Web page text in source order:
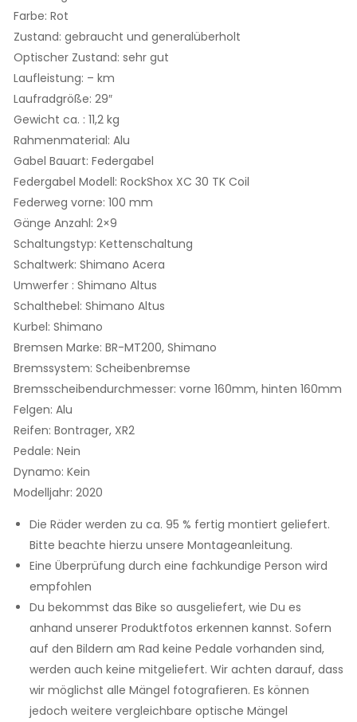
Farbe: Rot
Zustand: gebraucht und generalüberholt
Optischer Zustand: sehr gut
Laufleistung: – km
Laufradgröße: 29″
Gewicht ca. : 11,2 kg
Rahmenmaterial: Alu
Gabel Bauart: Federgabel
Federgabel Modell: RockShox XC 30 TK Coil
Federweg vorne: 100 mm
Gänge Anzahl: 2×9
Schaltungstyp: Kettenschaltung
Schaltwerk: Shimano Acera
Umwerfer : Shimano Altus
Schalthebel: Shimano Altus
Kurbel: Shimano
Bremsen Marke: BR-MT200, Shimano
Bremssystem: Scheibenbremse
Bremsscheibendurchmesser: vorne 160mm, hinten 160mm
Felgen: Alu
Reifen: Bontrager, XR2
Pedale: Nein
Dynamo: Kein
Modelljahr: 2020
Die Räder werden zu ca. 95 % fertig montiert geliefert.
Bitte beachte hierzu unsere Montageanleitung.
Eine Überprüfung durch eine fachkundige Person wird
empfohlen
Du bekommst das Bike so ausgeliefert, wie Du es
anhand unserer Produktfotos erkennen kannst. Sofern
auf den Bildern am Rad keine Pedale vorhanden sind,
werden auch keine mitgeliefert. Wir achten darauf, dass
wir möglichst alle Mängel fotografieren. Es können
jedoch weitere vergleichbare optische Mängel